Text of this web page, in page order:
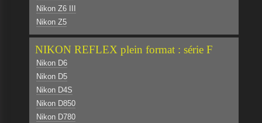
Nikon Z6 III
Nikon Z5
NIKON REFLEX plein format : série F
Nikon D6
Nikon D5
Nikon D4S
Nikon D850
Nikon D780